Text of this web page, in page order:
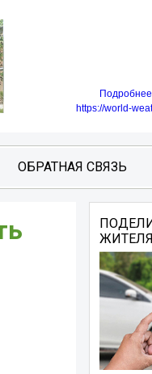
Подробнее
https://world-
ОБРАТНАЯ СВЯЗЬ